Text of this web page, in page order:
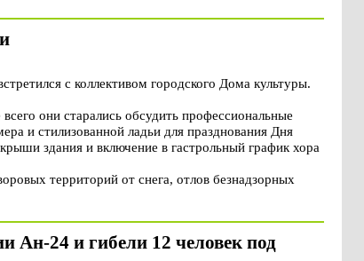
с коллективом городского Дома культуры.
они старались обсудить профессиональные
и стилизованной ладьи для празднования Дня
здания и включение в гастрольный график хора
территорий от снега, отлов безнадзорных
Ан-24 и гибели 12 человек под